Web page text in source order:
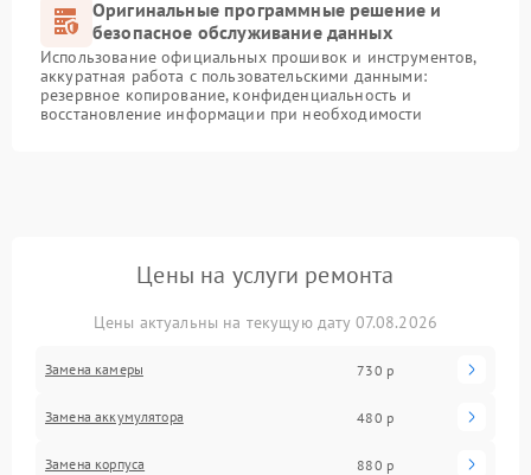
Оригинальные программные решение и
безопасное обслуживание данных
Использование официальных прошивок и инструментов,
аккуратная работа с пользовательскими данными:
резервное копирование, конфиденциальность и
восстановление информации при необходимости
Цены на услуги ремонта
Цены актуальны на текущую дату 07.08.2026
Замена камеры 730 р
Замена аккумулятора 480 р
Замена корпуса 880 р